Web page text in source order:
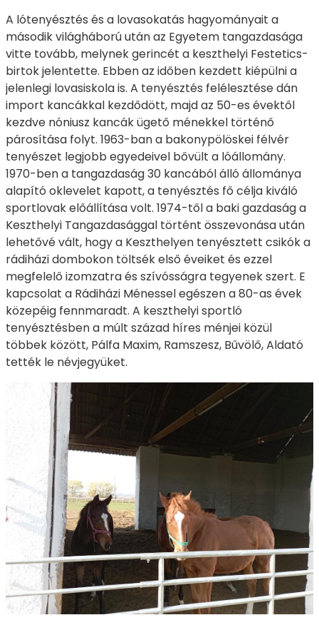
A lótenyésztés és a lovasokatás hagyományait a
második világháború után az Egyetem tangazdasága
vitte tovább, melynek gerincét a keszthelyi Festetics-
birtok jelentette. Ebben az időben kezdett kiépülni a
jelenlegi lovasiskola is. A tenyésztés felélesztése dán
import kancákkal kezdődött, majd az 50-es évektől
kezdve nóniusz kancák ügető ménekkel történő
párosítása folyt. 1963-ban a bakonypölöskei félvér
tenyészet legjobb egyedeivel bővült a lóállomány.
1970-ben a tangazdaság 30 kancából álló állománya
alapító oklevelet kapott, a tenyésztés fő célja kiváló
sportlovak előállítása volt. 1974-től a baki gazdaság a
Keszthelyi Tangazdasággal történt összevonása után
lehetővé vált, hogy a Keszthelyen tenyésztett csikók a
rádiházi dombokon töltsék első éveiket és ezzel
megfelelő izomzatra és szívósságra tegyenek szert. E
kapcsolat a Rádiházi Ménessel egészen a 80-as évek
közepéig fennmaradt. A keszthelyi sportló
tenyésztésben a múlt század híres ménjei közül
többek között, Pálfa Maxim, Ramszesz, Bűvölő, Aldató
tették le névjegyüket.